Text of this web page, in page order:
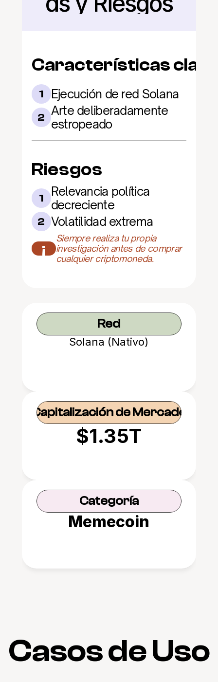
Características
1 Ejecución de red Solana
2 Arte deliberadamente
estropeado
Riesgos
1
Relevancia política
decreciente
2 Volatilidad extrema
¡
Siempre realiza tu propia
investigación antes de comprar
cualquier criptomoneda.
Red
Solana (Nativo)
Capitalización de Mercado
$1.35T
Categoría
Memecoin
Casos de Uso